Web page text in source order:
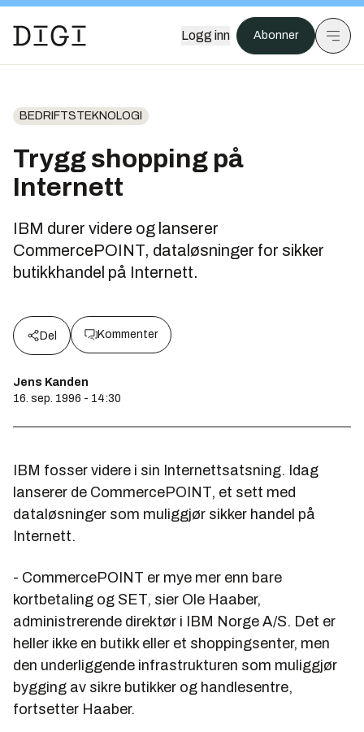
Logg inn Abonner
BEDRIFTSTEKNOLOGI
Trygg shopping på
Internett
IBM durer videre og lanserer
CommercePOINT, dataløsninger for sikker
butikkhandel på Internett.
Del Kommenter
Jens Kanden
16. sep. 1996 - 14:30
IBM fosser videre i sin Internettsatsning. Idag
lanserer de CommercePOINT, et sett med
dataløsninger som muliggjør sikker handel på
Internett.
- CommercePOINT er mye mer enn bare
kortbetaling og SET, sier Ole Haaber,
administrerende direktør i IBM Norge A/S. Det er
heller ikke en butikk eller et shoppingsenter, men
den underliggende infrastrukturen som muliggjør
bygging av sikre butikker og handlesentre,
fortsetter Haaber.